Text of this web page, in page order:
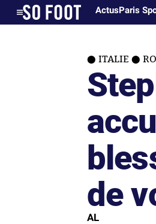
ActusParis
ITALIE
de
AL